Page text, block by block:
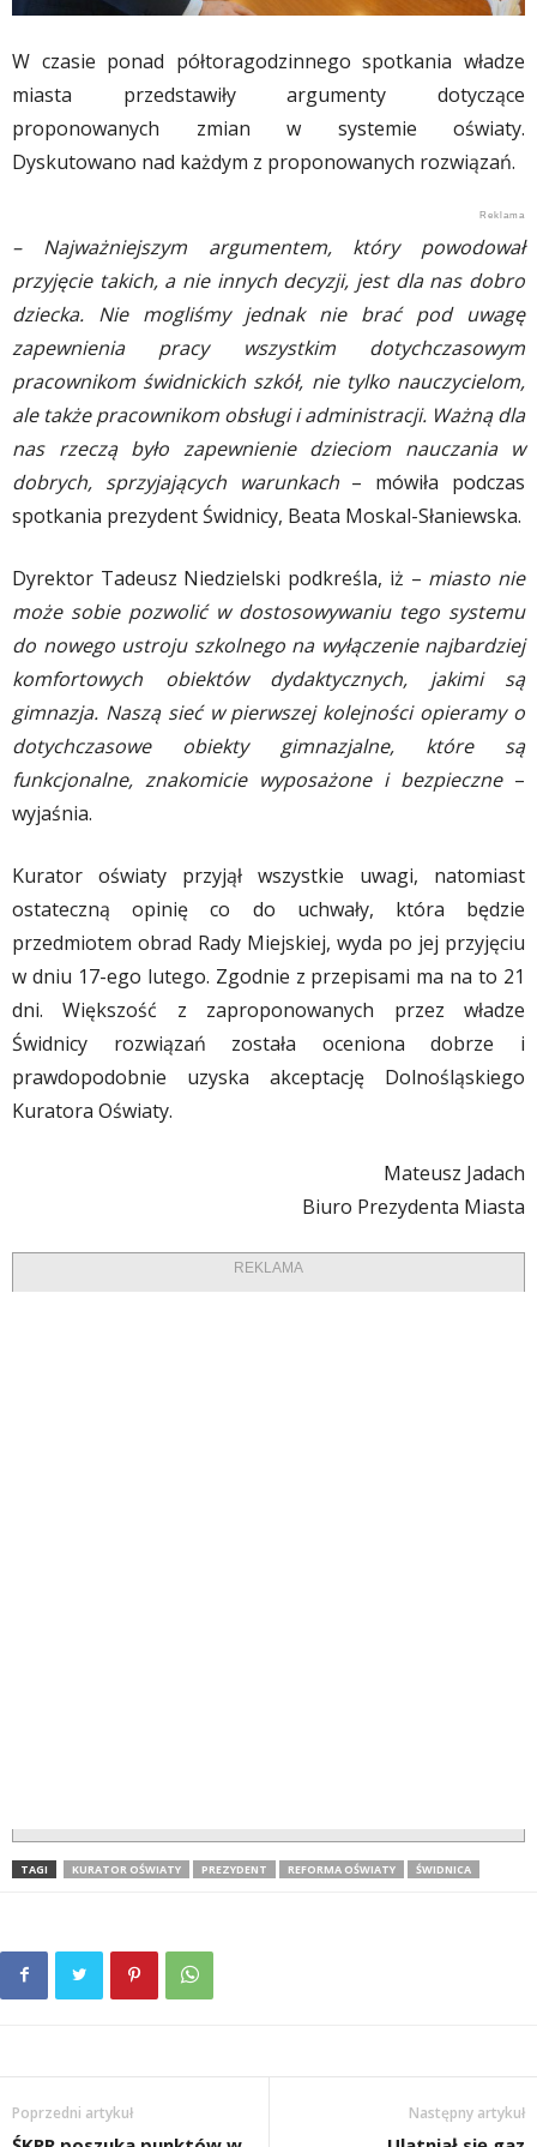
W czasie ponad półtoragodzinnego spotkania władze
miasta przedstawiły argumenty dotyczące
proponowanych zmian w systemie oświaty.
Dyskutowano nad każdym z proponowanych rozwiązań.
– Najważniejszym argumentem, który powodował
przyjęcie takich, a nie innych decyzji, jest dla nas dobro
dziecka. Nie mogliśmy jednak nie brać pod uwagę
zapewnienia pracy wszystkim dotychczasowym
pracownikom świdnickich szkół, nie tylko nauczycielom,
ale także pracownikom obsługi i administracji. Ważną dla
nas rzeczą było zapewnienie dzieciom nauczania w
dobrych, sprzyjających warunkach– mówiła podczas
spotkania prezydent Świdnicy, Beata Moskal-Słaniewska.
Dyrektor Tadeusz Niedzielski podkreśla, iż – miasto nie
może sobie pozwolić w dostosowywaniu tego systemu
do nowego ustroju szkolnego na wyłączenie najbardziej
komfortowych obiektów dydaktycznych, jakimi są
gimnazja. Naszą sieć w pierwszej kolejności opieramy o
dotychczasowe obiekty gimnazjalne, które są
funkcjonalne, znakomicie wyposażone i bezpieczne–
wyjaśnia.
Kurator oświaty przyjął wszystkie uwagi, natomiast
ostateczną opinię co do uchwały, która będzie
przedmiotem obrad Rady Miejskiej, wyda po jej przyjęciu
w dniu 17-ego lutego. Zgodnie z przepisami ma na to 21
dni. Większość z zaproponowanych przez władze
Świdnicy rozwiązań została oceniona dobrze i
prawdopodobnie uzyska akceptację Dolnośląskiego
Kuratora Oświaty.
Mateusz Jadach
Biuro Prezydenta Miasta
REKLAMA
TAGI KURATOR OŚWIATY PREZYDENT REFORMA OŚWIATY ŚWIDNICA
Poprzedni artykuł Następny artykuł